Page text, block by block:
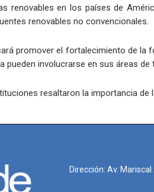
renovables en los países de
renovables no convencionales.
promover el fortalecimiento de la
pueden involucrarse en sus áreas
resaltaron la importancia
Dirección: Av.